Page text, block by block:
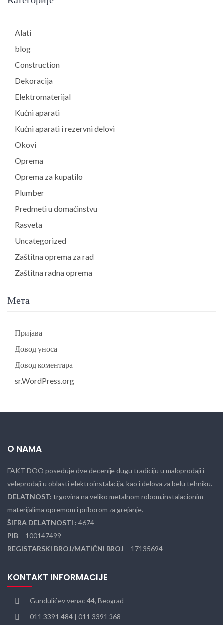
Alati
blog
Construction
Dekoracija
Elektromaterijal
Kućni aparati
Kućni aparati i rezervni delovi
Okovi
Oprema
Oprema za kupatilo
Plumber
Predmeti u domaćinstvu
Rasveta
Uncategorized
Zaštitna oprema za rad
Zaštitna radna oprema
Мета
Пријава
Довод уноса
Довод коментара
sr.WordPress.org
O NAMA
FAKT DOO poseduje dve decenije dugu tradiciju u maloprodaji i
veleprodaji u oblasti elektroinstalacija, kao i delova za belu tehniku.
DELATNOST: trgovina na veliko metalnom robom,instalacionim
materijalima opremom i priborom za grejanje.
ŠIFRA DELATNOSTI : 4674
PIB – 100147499
REGISTARSKI BROJ/MATIČNI BROJ – 17135694
KONTAKT INFORMACIJE
Gundulićev venac 44, Beograd
011 3391 484 | 011 3391 368